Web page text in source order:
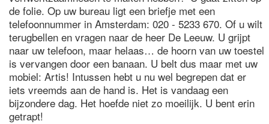
de folie. Op uw bureau ligt een briefje met een
telefoonnummer in Amsterdam: 020 - 5233 670. Of u wilt
terugbellen en vragen naar de heer De Leeuw. U grijpt
naar uw telefoon, maar helaas… de hoorn van uw toestel
is vervangen door een banaan. U belt dus maar met uw
mobiel: Artis! Intussen hebt u nu wel begrepen dat er
iets vreemds aan de hand is. Het is vandaag een
bijzondere dag. Het hoefde niet zo moeilijk. U bent erin
getrapt!